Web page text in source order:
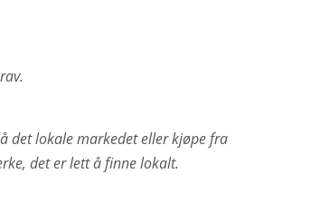
det lokale markedet eller kjøpe fra
det er lett å finne lokalt.